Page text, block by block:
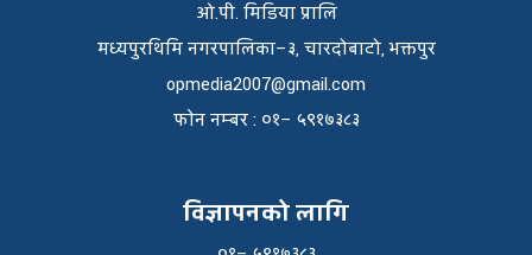
ओ.पी. मिडिया प्रालि
मध्यपुरथिमि नगरपालिका–३, चारदोबाटो, भक्तपुर
opmedia2007@gmail.com
फाेन नम्बर : ०१– ५९१७३८३
विज्ञापनको लागि